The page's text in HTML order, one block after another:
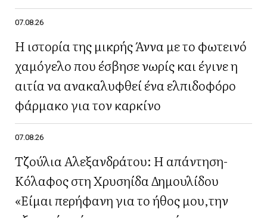
07.08.26
Η ιστορία της μικρής Άννα με το φωτεινό
χαμόγελο που έσβησε νωρίς και έγινε η
αιτία να ανακαλυφθεί ένα ελπιδοφόρο
φάρμακο για τον καρκίνο
07.08.26
Τζούλια Αλεξανδράτου: Η απάντηση-
Κόλαφος στη Χρυσηίδα Δημουλίδου
«Είμαι περήφανη για το ήθος μου,την